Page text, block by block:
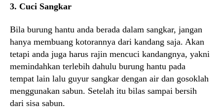
3. Cuci Sangkar
Bila burung hantu anda berada dalam sangkar, jangan
hanya membuang kotorannya dari kandang saja. Akan
tetapi anda juga harus rajin mencuci kandangnya, yakni
memindahkan terlebih dahulu burung hantu pada
tempat lain lalu guyur sangkar dengan air dan gosoklah
menggunakan sabun. Setelah itu bilas sampai bersih
dari sisa sabun.